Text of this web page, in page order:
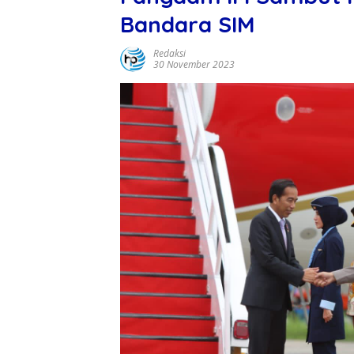
Bandara SIM
Redaksi
30 November 2023